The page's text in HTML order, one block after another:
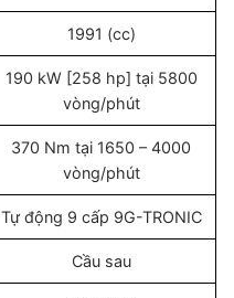
1991 (cc)
190 kW [258 hp] tại 5800
vòng/phút
370 Nm tại 1650 – 4000
vòng/phút
Tự động 9 cấp 9G-TRONIC
Cầu sau